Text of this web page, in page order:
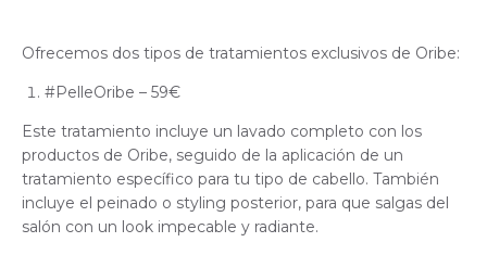
Ofrecemos dos tipos de tratamientos exclusivos de Oribe:
#PelleOribe – 59€
Este tratamiento incluye un lavado completo con los
productos de Oribe, seguido de la aplicación de un
tratamiento específico para tu tipo de cabello. También
incluye el peinado o styling posterior, para que salgas del
salón con un look impecable y radiante.